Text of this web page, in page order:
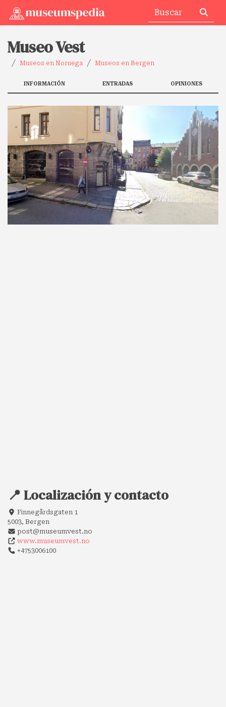
Museo Vest
Museos en Noruega Museos en Bergen
INFORMACIÓN ENTRADAS OPINIONES
📍 Localización y contacto
Finnegårdsgaten 1
5003, Bergen
post@museumvest.no
www.museumvest.no
+4753006100